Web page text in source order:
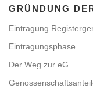
GRÜNDUNG
Eintragung
Eintragungsphase
Der Weg zur eG